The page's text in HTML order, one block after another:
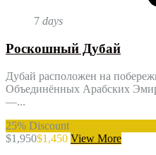
7 days
Роскошный Дубай
Дубай расположен на
Объединённых Арабских
—...
25% Discount
$1,950$1,450 View More